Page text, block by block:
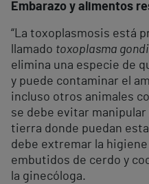
Embarazo y alimentos
“La toxoplasmosis está
llamado toxoplasma
elimina una especie de
y puede contaminar el
incluso otros animales
se debe evitar manipular
tierra donde puedan
debe extremar la
embutidos de cerdo y
la ginecóloga.